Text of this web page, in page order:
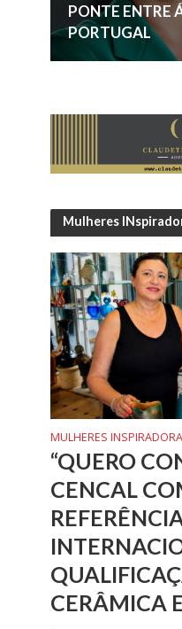
PONTE ENTRE
PORTUGAL
Mulheres
MULHERES
“QUERO
CENCAL
CERÂMICA